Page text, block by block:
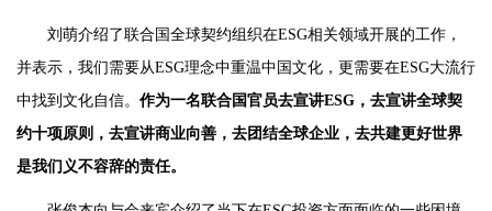
刘萌介绍了联合国全球契约组织在ESG相关领域开展的工作，
并表示，我们需要从ESG理念中重温中国文化，更需要在ESG大流行
中找到文化自信。 作为一名联合国官员去宣讲ESG，去宣讲全球契
约十项原则，去宣讲商业向善，去团结全球企业，去共建更好世界
是我们义不容辞的责任。